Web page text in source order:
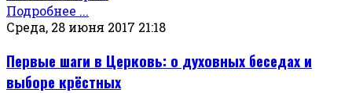
Подробнее ...
Среда, 28 июня 2017 21:18
Первые шаги в Церковь: о духовных беседах и
выборе крёстных